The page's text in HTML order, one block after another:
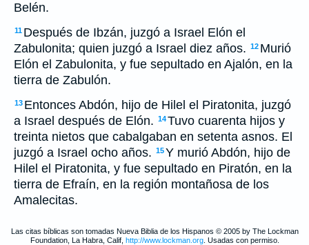
Belén.
11 Después de Ibzán, juzgó a Israel Elón el
Zabulonita; quien juzgó a Israel diez años. 12 Murió
Elón el Zabulonita, y fue sepultado en Ajalón, en la
tierra de Zabulón.
13 Entonces Abdón, hijo de Hilel el Piratonita, juzgó
a Israel después de Elón. 14Tuvo cuarenta hijos y
treinta nietos que cabalgaban en setenta asnos. El
juzgó a Israel ocho años. 15Y murió Abdón, hijo de
Hilel el Piratonita, y fue sepultado en Piratón, en la
tierra de Efraín, en la región montañosa de los
Amalecitas.
Las citas bíblicas son tomadas Nueva Biblia de los Hispanos © 2005 by The Lockman
Foundation, La Habra, Calif, http://www.lockman.org. Usadas con permiso.